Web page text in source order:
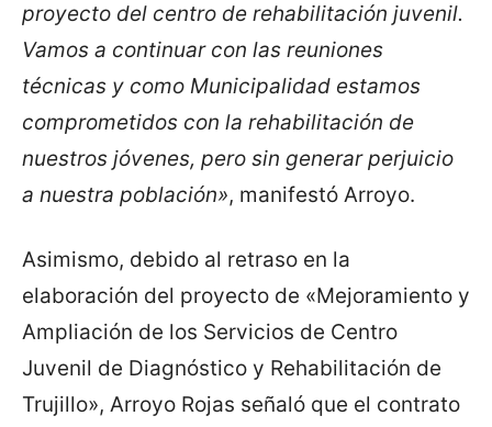
proyecto del centro de rehabilitación juvenil.
Vamos a continuar con las reuniones
técnicas y como Municipalidad estamos
comprometidos con la rehabilitación de
nuestros jóvenes, pero sin generar perjuicio
a nuestra población», manifestó Arroyo.
Asimismo, debido al retraso en la
elaboración del proyecto de «Mejoramiento y
Ampliación de los Servicios de Centro
Juvenil de Diagnóstico y Rehabilitación de
Trujillo», Arroyo Rojas señaló que el contrato